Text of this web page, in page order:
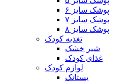
پوشک سایز ۶
پوشک سایز ۷
پوشک سایز ۸
تغذیه کودک
شیر خشک
غذای کودک
لوازم کودک
پستانک